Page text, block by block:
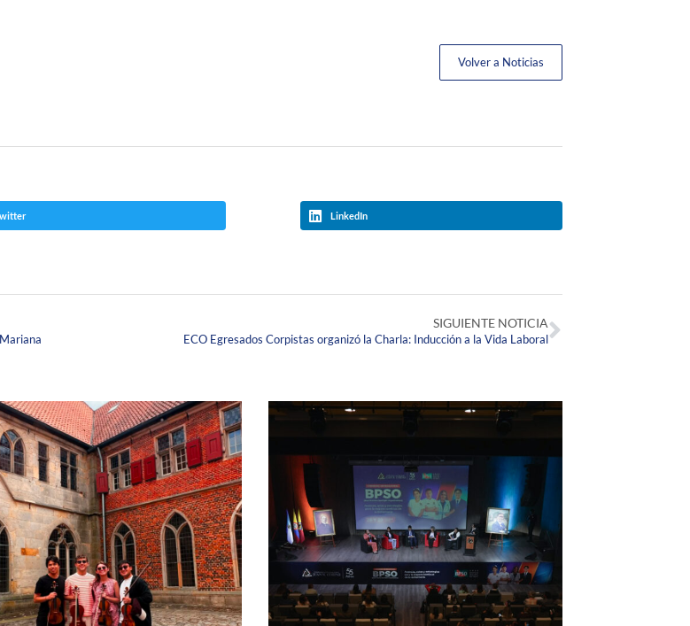
Volver a Noticias
LinkedIn
SIGUIENTE NOTICIA
ECO Egresados Corpistas organizó la Charla: Inducción a la Vida Laboral